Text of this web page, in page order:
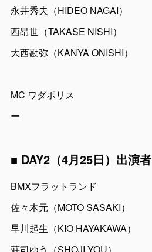
永井秀夫（HIDEO NAGAI）
西昂世（TAKASE NISHI）
大西勘弥（KANYA ONISHI）
MC ワダポリス
ー
■ DAY2（4月25日）出演者
BMXフラットランド
佐々木元（MOTO SASAKI）
早川起生（KIO HAYAKAWA）